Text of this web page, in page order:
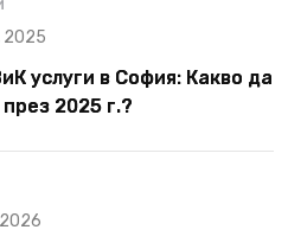
2025
услуги в София: Какво да
2025 г.?